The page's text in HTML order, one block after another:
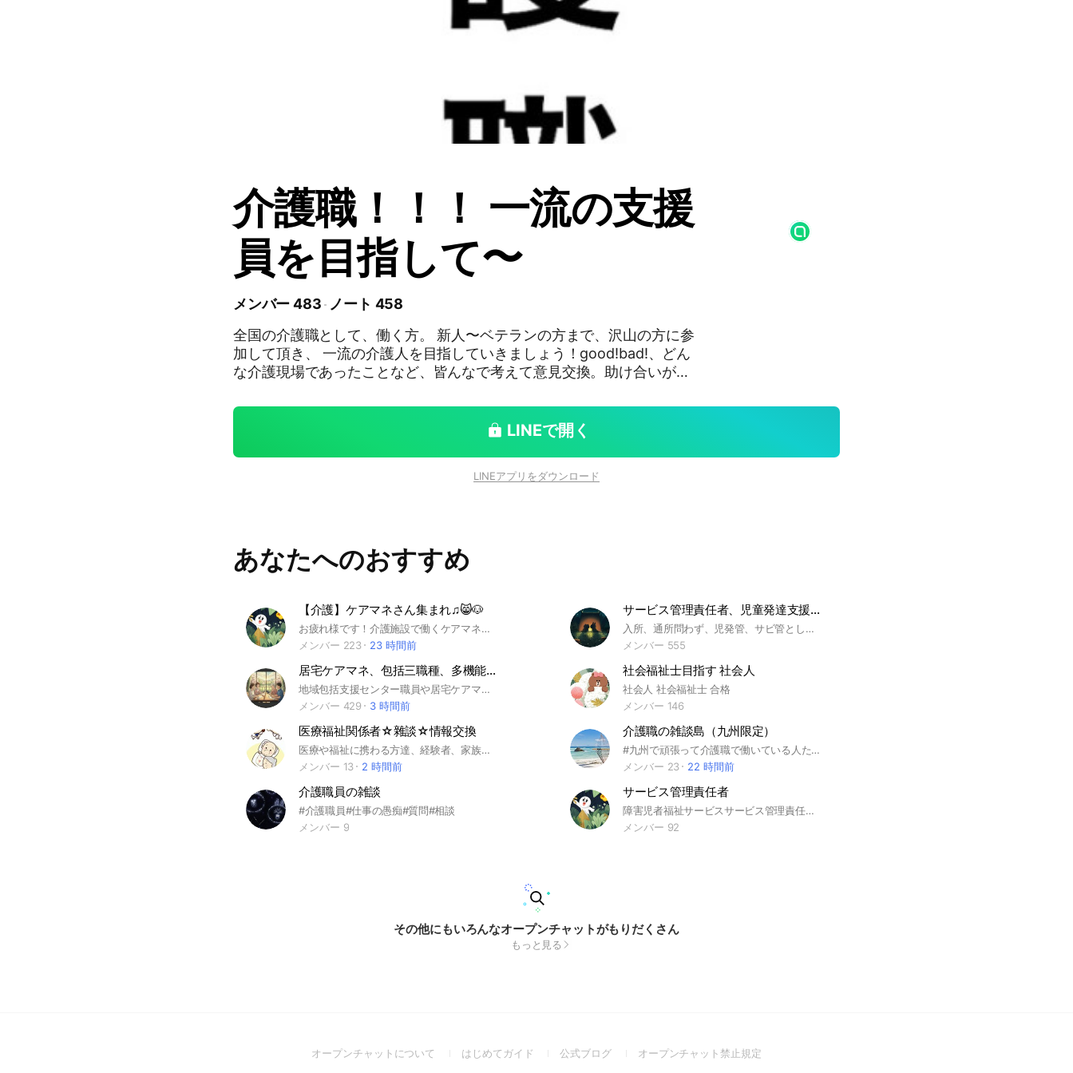
介護職！！！ 一流の支援
員を目指して〜
メンバー 483
ノート 458
全国の介護職として、働く方。 新人〜ベテランの方まで、沢山の方に参
加して頂き、 一流の介護人を目指していきましょう！good!bad!、どん
な介護現場であったことなど、皆んなで考えて意見交換。助け合いが大
LINEで開く
LINEアプリをダウンロード
あなたへのおすすめ
【介護】ケアマネさん集まれ♫😸🐶
お疲れ様です！介護施設で働くケアマネさん達の憩いの場になればと思います^_^♫
メンバー 223
23 時間前
サービス管理責任者、児童発達支援管理責任者のなんでも語ろう会
入所、通所問わず、児発管、サビ管として働いている方の情報交換の場として活用できたらと思っております。 愚痴から仕事上の情報交換、ネットワーク、いろいろ語りませんか？ よろしくお願いいたしますm(__)m
メンバー 555
居宅ケアマネ、包括三職種、多機能ケアマネ勉強部屋
地域包括支援センター職員や居宅ケアマネが雑談したり、意見交換したり、愚痴を言ったり勉強する場です✨ 気軽にやりとりできる憩いの場にしていきましょう😄 #地域包括支援センター #ケアマネ #社会福祉士 #保健師 #介護支援専門員 #ケアマネジャー
メンバー 429
3 時間前
社会福祉士目指す 社会人
社会人 社会福祉士 合格
メンバー 146
医療福祉関係者☆雜談☆情報交換
医療や福祉に携わる方達、経験者、家族介護など、職種、経験問わず、年齢制限も有りません。 他のオプチャに疲れてしまった方や中々他に入れない方、是非来て下さいね。 雜談や情報交換の場所です。まだ新しい場所ですので参加して頂いてる方々に相談しながら運営していきたいと思います。 皆様が楽しく利用出来るように務めます。宜しくお願い致します。
メンバー 13
2 時間前
介護職の雑談島（九州限定）
#九州で頑張って介護職で働いている人たち、情報交換や愚痴など何でも楽しく話そう！#福岡#佐賀#長崎#熊本#大分#宮崎#鹿児島#沖縄#介護#看護＃福祉
メンバー 23
22 時間前
介護職員の雑談
#介護職員#仕事の愚痴#質問#相談
メンバー 9
サービス管理責任者
障害児者福祉サービスサービス管理責任者や児童発達支援管理責任者のためのチャットです
メンバー 92
その他にもいろんなオープンチャットがもりだくさん
もっと見る
オープンチャットについて
(Openはじめてガイド
(Open公式ブログ
(Openオープンチャット禁止規定(Open